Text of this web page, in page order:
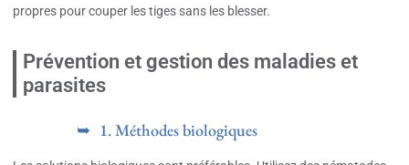
propres pour couper les tiges sans les blesser.
Prévention et gestion des maladies et
parasites
1. Méthodes biologiques